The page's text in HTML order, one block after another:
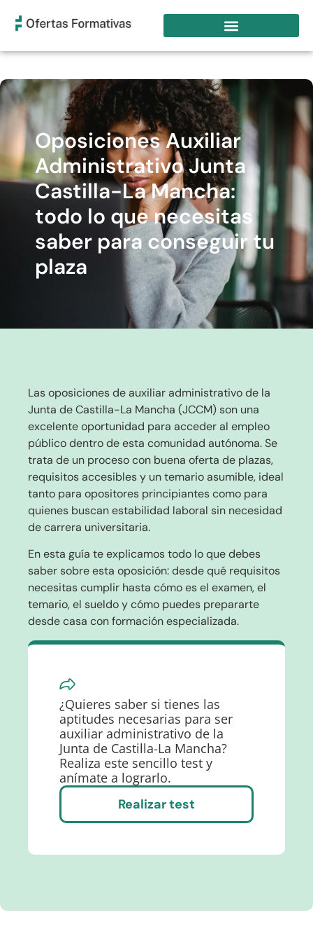
Oposiciones Auxiliar
Administrativo Junta
Castilla-La Mancha:
todo lo que necesitas
saber para conseguir tu
plaza
Las oposiciones de auxiliar administrativo de la
Junta de Castilla-La Mancha (JCCM) son una
excelente oportunidad para acceder al empleo
público dentro de esta comunidad autónoma. Se
trata de un proceso con buena oferta de plazas,
requisitos accesibles y un temario asumible, ideal
tanto para opositores principiantes como para
quienes buscan estabilidad laboral sin necesidad
de carrera universitaria.
En esta guía te explicamos todo lo que debes
saber sobre esta oposición: desde qué requisitos
necesitas cumplir hasta cómo es el examen, el
temario, el sueldo y cómo puedes prepararte
desde casa con formación especializada.
¿Quieres saber si tienes las
aptitudes necesarias para ser
auxiliar administrativo de la
Junta de Castilla-La Mancha?
Realiza este sencillo test y
anímate a lograrlo.
Realizar test